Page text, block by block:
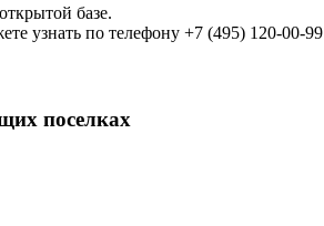
базе.
узнать по телефону +7 (495) 120-00-99
поселках